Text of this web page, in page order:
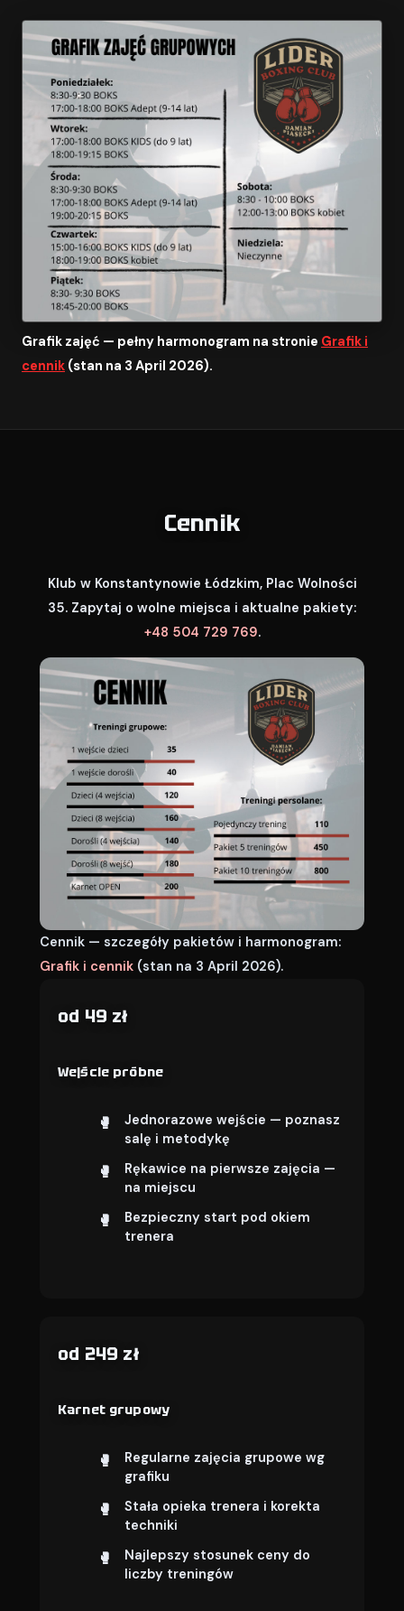
Grafik zajęć — pełny harmonogram na stronie Grafik i
cennik (stan na 3 April 2026).
Cennik
Klub w Konstantynowie Łódzkim, Plac Wolności
35. Zapytaj o wolne miejsca i aktualne pakiety:
+48 504 729 769.
Cennik — szczegóły pakietów i harmonogram:
Grafik i cennik (stan na 3 April 2026).
od 49 zł
Wejście próbne
Jednorazowe wejście — poznasz
salę i metodykę
Rękawice na pierwsze zajęcia —
na miejscu
Bezpieczny start pod okiem
trenera
od 249 zł
Karnet grupowy
Regularne zajęcia grupowe wg
grafiku
Stała opieka trenera i korekta
techniki
Najlepszy stosunek ceny do
liczby treningów